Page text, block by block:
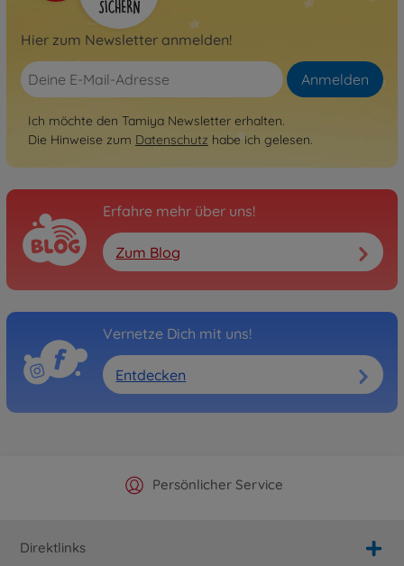
Hier zum Newsletter anmelden!
Anmelden
Ich möchte den Tamiya Newsletter erhalten.
Die Hinweise zum Datenschutz habe ich gelesen.
Erfahre mehr über uns!
Zum Blog
Vernetze Dich mit uns!
Entdecken
Offizieller Hersteller Shop
Persönlicher Service
Versandkostenfrei ab 25€
Schnelle Lieferung
Direktlinks